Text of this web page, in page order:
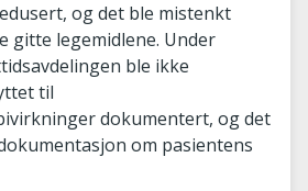
og det ble mistenkt
gitte legemidlene. Under
ble ikke
til
dokumentert, og det
om pasientens